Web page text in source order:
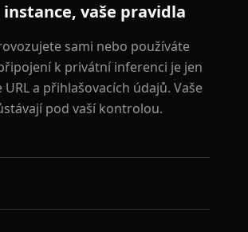
instance, vaše pravidla
sami nebo používáte
k privátní inferenci je jen
a přihlašovacích údajů. Vaše
pod vaší kontrolou.